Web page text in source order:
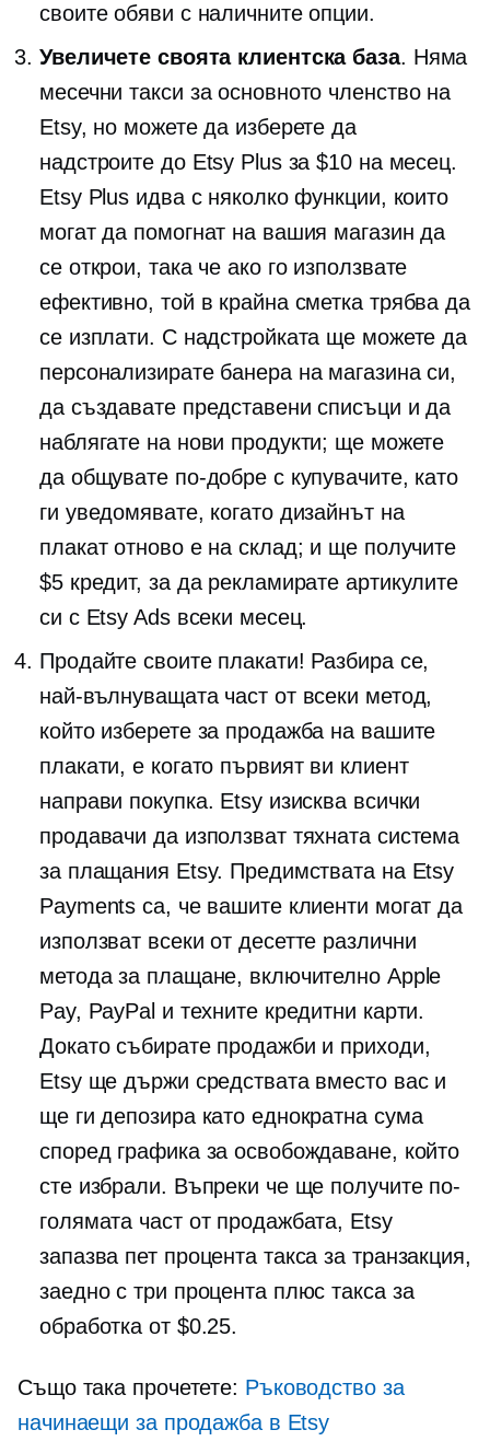
своите обяви с наличните опции.
Увеличете своята клиентска база. Няма
месечни такси за основното членство на
Etsy, но можете да изберете да
надстроите до Etsy Plus за $10 на месец.
Etsy Plus идва с няколко функции, които
могат да помогнат на вашия магазин да
се открои, така че ако го използвате
ефективно, той в крайна сметка трябва да
се изплати. С надстройката ще можете да
персонализирате банера на магазина си,
да създавате представени списъци и да
наблягате на нови продукти; ще можете
да общувате по-добре с купувачите, като
ги уведомявате, когато дизайнът на
плакат отново е на склад; и ще получите
$5 кредит, за да рекламирате артикулите
си с Etsy Ads всеки месец.
Продайте своите плакати! Разбира се,
най-вълнуващата част от всеки метод,
който изберете за продажба на вашите
плакати, е когато първият ви клиент
направи покупка. Etsy изисква всички
продавачи да използват тяхната система
за плащания Etsy. Предимствата на Etsy
Payments са, че вашите клиенти могат да
използват всеки от десетте различни
метода за плащане, включително Apple
Pay, PayPal и техните кредитни карти.
Докато събирате продажби и приходи,
Etsy ще държи средствата вместо вас и
ще ги депозира като еднократна сума
според графика за освобождаване, който
сте избрали. Въпреки че ще получите по-
голямата част от продажбата, Etsy
запазва пет процента такса за транзакция,
заедно с три процента плюс такса за
обработка от $0.25.
Също така прочетете: Ръководство за
начинаещи за продажба в Etsy